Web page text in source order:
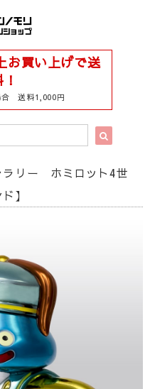
お買い上げで送
合 送料1,000円
ラリー ホミロット4世
】